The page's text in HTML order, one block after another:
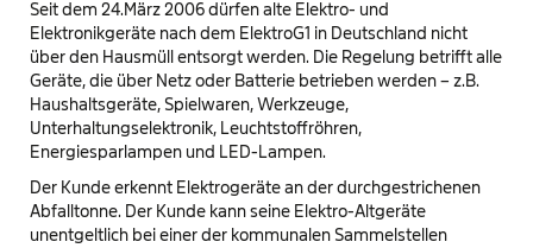
Seit dem 24.März 2006 dürfen alte Elektro- und
Elektronikgeräte nach dem ElektroG1 in Deutschland nicht
über den Hausmüll entsorgt werden. Die Regelung betrifft alle
Geräte, die über Netz oder Batterie betrieben werden – z.B.
Haushaltsgeräte, Spielwaren, Werkzeuge,
Unterhaltungselektronik, Leuchtstoffröhren,
Energiesparlampen und LED-Lampen.
Der Kunde erkennt Elektrogeräte an der durchgestrichenen
Abfalltonne. Der Kunde kann seine Elektro-Altgeräte
unentgeltlich bei einer der kommunalen Sammelstellen